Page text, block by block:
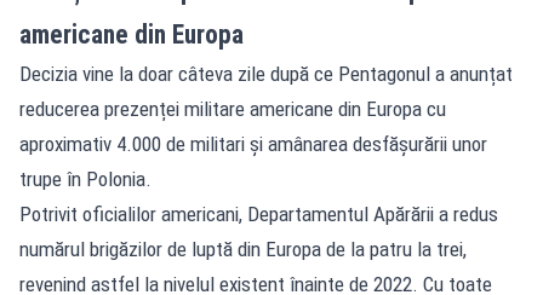
americane din Europa
Decizia vine la doar câteva zile după ce Pentagonul a anunțat
reducerea prezenței militare americane din Europa cu
aproximativ 4.000 de militari și amânarea desfășurării unor
trupe în Polonia.
Potrivit oficialilor americani, Departamentul Apărării a redus
numărul brigăzilor de luptă din Europa de la patru la trei,
revenind astfel la nivelul existent înainte de 2022. Cu toate